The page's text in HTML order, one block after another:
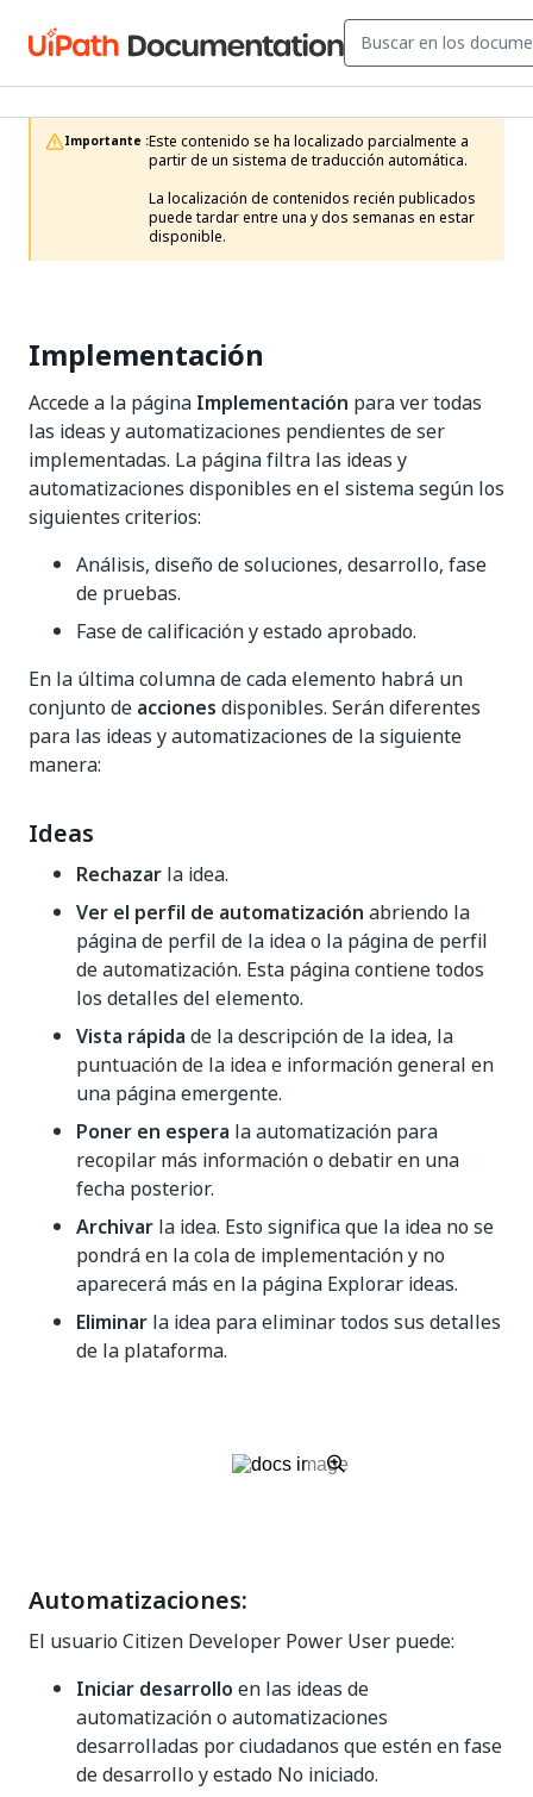
Importante :Este contenido se ha localizado parcialmente a
partir de un sistema de traducción automática.
La localización de contenidos recién publicados
puede tardar entre una y dos semanas en estar
disponible.
Implementación
Accede a la página Implementación para ver todas
las ideas y automatizaciones pendientes de ser
implementadas. La página filtra las ideas y
automatizaciones disponibles en el sistema según los
siguientes criterios:
Análisis, diseño de soluciones, desarrollo, fase
de pruebas.
Fase de calificación y estado aprobado.
En la última columna de cada elemento habrá un
conjunto de acciones disponibles. Serán diferentes
para las ideas y automatizaciones de la siguiente
manera:
Ideas
Rechazar la idea.
Ver el perfil de automatización abriendo la
página de perfil de la idea o la página de perfil
de automatización. Esta página contiene todos
los detalles del elemento.
Vista rápida de la descripción de la idea, la
puntuación de la idea e información general en
una página emergente.
Poner en espera la automatización para
recopilar más información o debatir en una
fecha posterior.
Archivar la idea. Esto significa que la idea no se
pondrá en la cola de implementación y no
aparecerá más en la página Explorar ideas.
Eliminar la idea para eliminar todos sus detalles
de la plataforma.
Automatizaciones:
El usuario Citizen Developer Power User puede:
Iniciar desarrollo en las ideas de
automatización o automatizaciones
desarrolladas por ciudadanos que estén en fase
de desarrollo y estado No iniciado.